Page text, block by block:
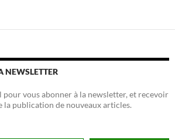
NEWSLETTER
pour vous abonner à la newsletter, et recevoir
la publication de nouveaux articles.